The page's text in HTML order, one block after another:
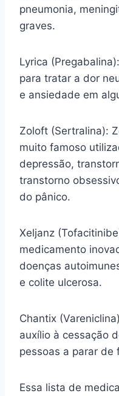
pneumonia,
graves.
Lyrica
para tratar a dor
e ansiedade em
Zoloft (Sertralina):
muito famoso
depressão,
transtorno
do pânico.
Xeljanz
medicamento
doenças
e colite ulcerosa.
Chantix
auxílio à cessação
pessoas a parar de
Essa lista de